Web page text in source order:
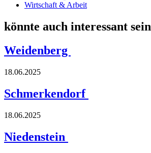
Wirtschaft & Arbeit
könnte auch interessant sein
Weidenberg
18.06.2025
Schmerkendorf
18.06.2025
Niedenstein